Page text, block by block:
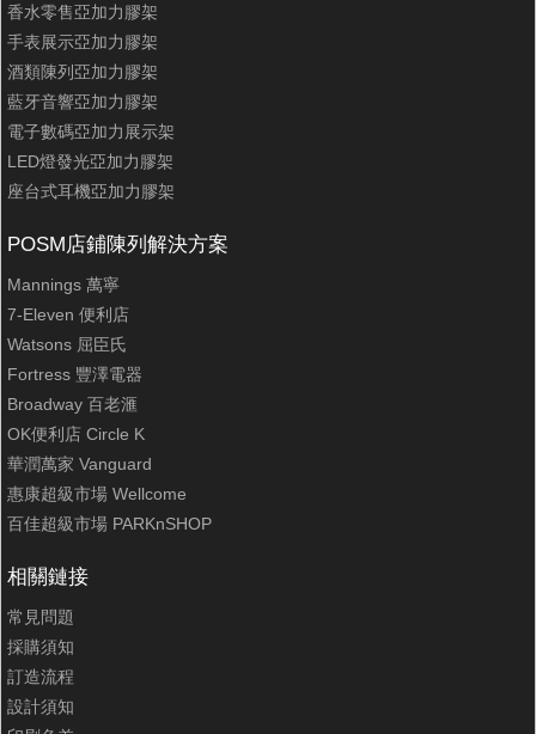
香水零售亞加力膠架
手表展示亞加力膠架
酒類陳列亞加力膠架
藍牙音響亞加力膠架
電子數碼亞加力展示架
LED燈發光亞加力膠架
座台式耳機亞加力膠架
POSM店鋪陳列解決方案
Mannings 萬寧
7-Eleven 便利店
Watsons 屈臣氏
Fortress 豐澤電器
Broadway 百老滙
OK便利店 Circle K
華潤萬家 Vanguard
惠康超級市場 Wellcome
百佳超級市場 PARKnSHOP
相關鏈接
常見問題
採購須知
訂造流程
設計須知